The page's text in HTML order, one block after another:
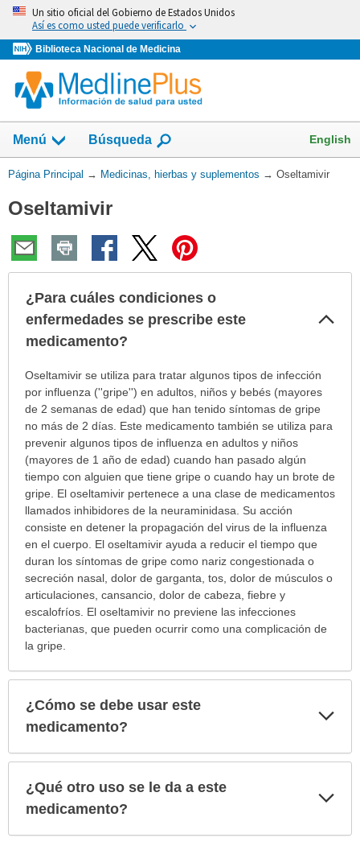
Omita
vaya
al
Contenido
Un sitio oficial del Gobierno de Estados Unidos
Así es como usted puede verificarlo
Biblioteca Nacional de Medicina
Menú
Mostrar
campo
de
Búsqueda English
Usted
aquí:
Página Principal → Medicinas, hierbas y suplementos → Oseltamivir
Oseltamivir
¿Para cuáles condiciones o
enfermedades se prescribe este
medicamento?
¿Para
cuáles
condiciones
enfermedades
prescribe
este
medicamento?
sido
extendido.
Oseltamivir se utiliza para tratar algunos tipos de infección
por influenza (''gripe'') en adultos, niños y bebés (mayores
de 2 semanas de edad) que han tenido síntomas de gripe
no más de 2 días. Este medicamento también se utiliza para
prevenir algunos tipos de influenza en adultos y niños
(mayores de 1 año de edad) cuando han pasado algún
tiempo con alguien que tiene gripe o cuando hay un brote de
gripe. El oseltamivir pertenece a una clase de medicamentos
llamados inhibidores de la neuraminidasa. Su acción
consiste en detener la propagación del virus de la influenza
en el cuerpo. El oseltamivir ayuda a reducir el tiempo que
duran los síntomas de gripe como nariz congestionada o
secreción nasal, dolor de garganta, tos, dolor de músculos o
articulaciones, cansancio, dolor de cabeza, fiebre y
escalofríos. El oseltamivir no previene las infecciones
bacterianas, que pueden ocurrir como una complicación de
la gripe.
¿Cómo se debe usar este
medicamento?
¿Qué otro uso se le da a este
medicamento?